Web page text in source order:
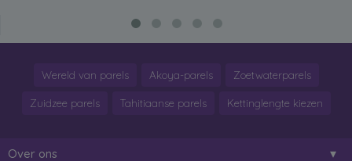
Wereld van parels Akoya-parels Zoetwaterparels
Zuidzee parels Tahitiaanse parels Kettinglengte kiezen
Over ons